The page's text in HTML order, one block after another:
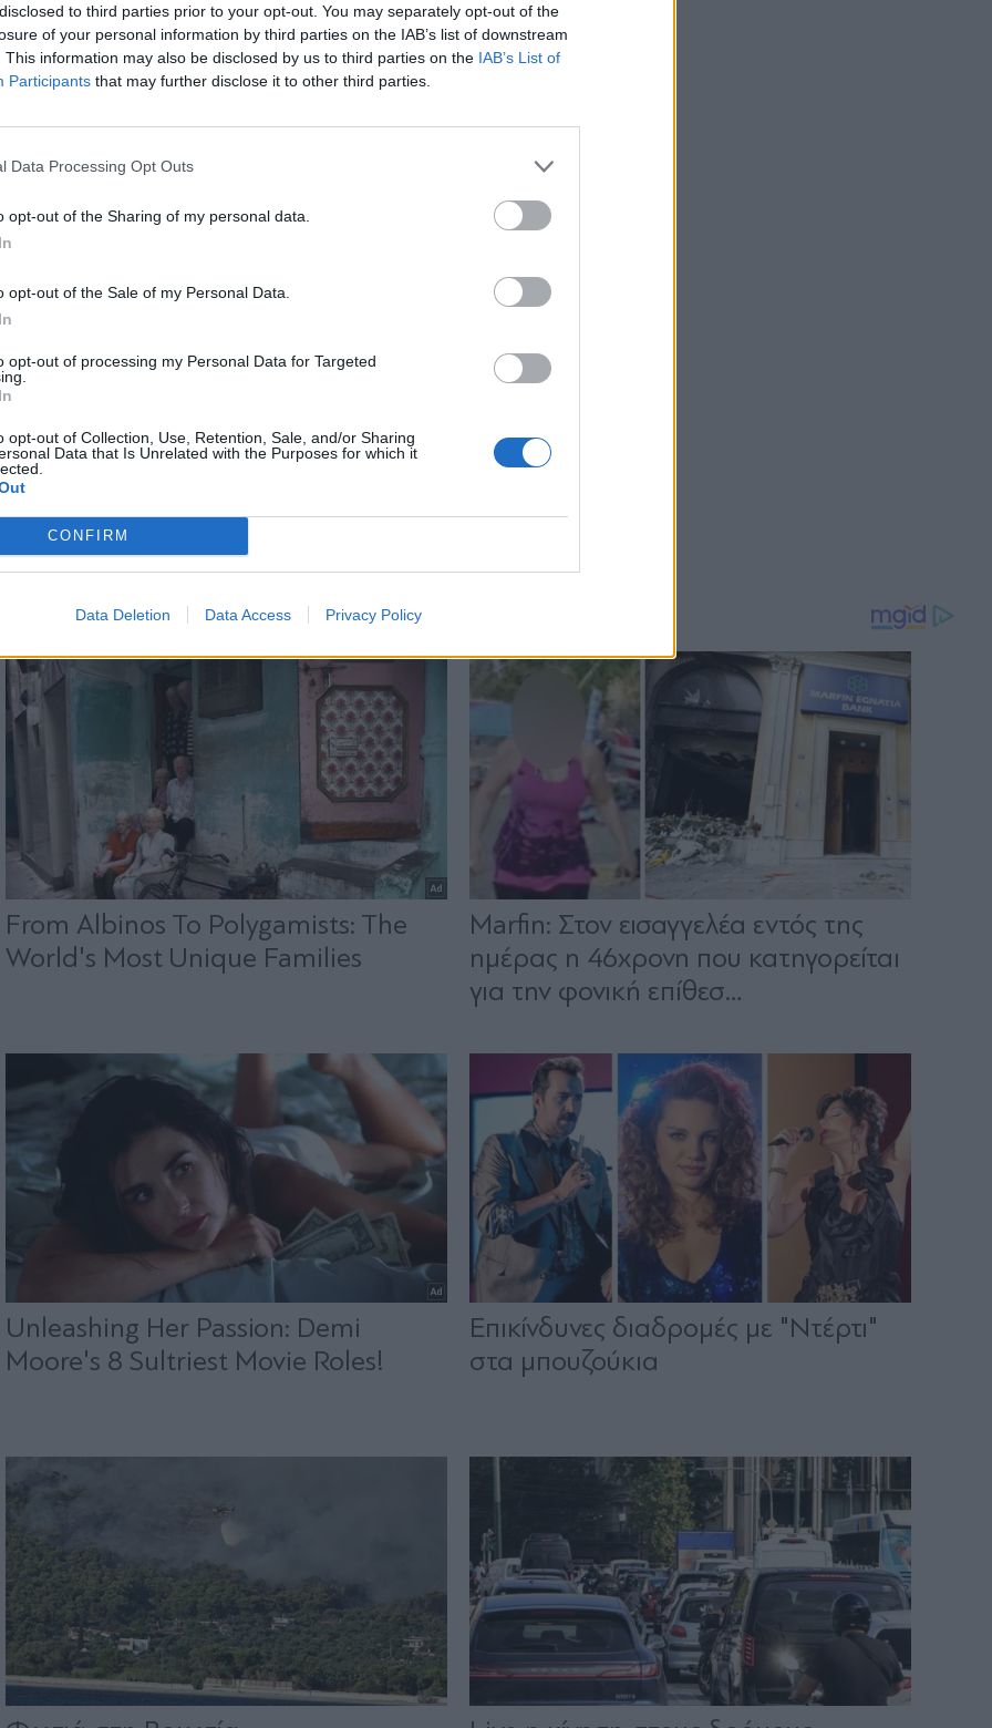
to third parties prior to your opt-out. You may separately opt-out of the
of your personal information by third parties on the IAB’s list of downstream
This information may also be disclosed by us to third parties on the IAB’s List of
Participants that may further disclose it to other third parties.
Data Processing Opt Outs
opt-out of the Sharing of my personal data.
opt-out of the Sale of my Personal Data.
opt-out of processing my Personal Data for Targeted
opt-out of Collection, Use, Retention, Sale, and/or Sharing
Data that Is Unrelated with the Purposes for which it
CONFIRM
Data Deletion Data Access Privacy Policy
NEWSROOM
Η Ελλάδα
το τέλος του
Βρυξέλλες
PARAPOLITIKA NEWSROOM
να γίνουν ακόμα στην
Ελλάδα
newsletter
Αποδέχομαι τουςόρους χρήσης